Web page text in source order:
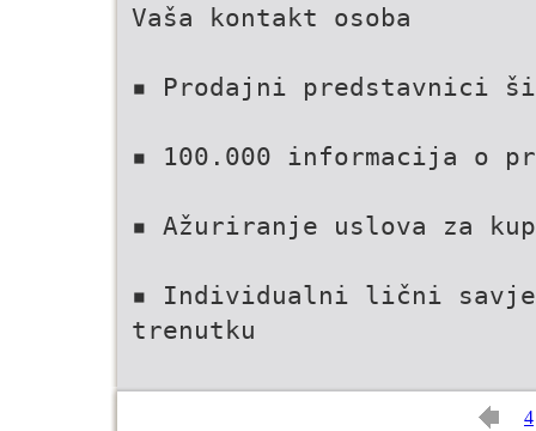
Vaša kontakt osoba
▪ Prodajni predstavnici
▪ 100.000 informacija o
▪ Ažuriranje uslova za
▪ Individualni lični
trenutku
4